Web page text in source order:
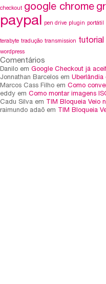
checkout google chrome
paypal pen drive plugin portátil
terabyte tradução transmission tutorial
wordpress
Comentários
Danilo em Google Checkout já
Jonnathan Barcelos em Uberlândia
Marcos Cass Filho em Como
eddy em Como montar imagens
Cadu Silva em
TIM Bloqueia Veio
raimundo adaõ em
TIM Bloqueia